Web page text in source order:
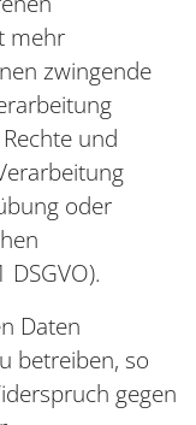
mehr
zwingende
und
oder
Daten
betreiben, so
gegen